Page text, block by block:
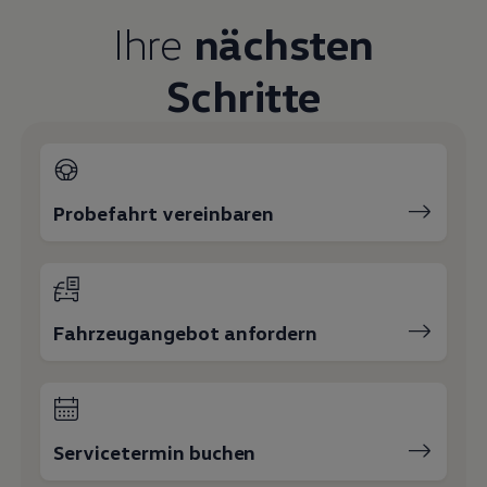
Lifestyle
Transport
Familie
Elektromobilität
Volkswagen R
Ihre nächsten
Schritte
Probefahrt vereinbaren
Fahrzeugangebot anfordern
Servicetermin buchen